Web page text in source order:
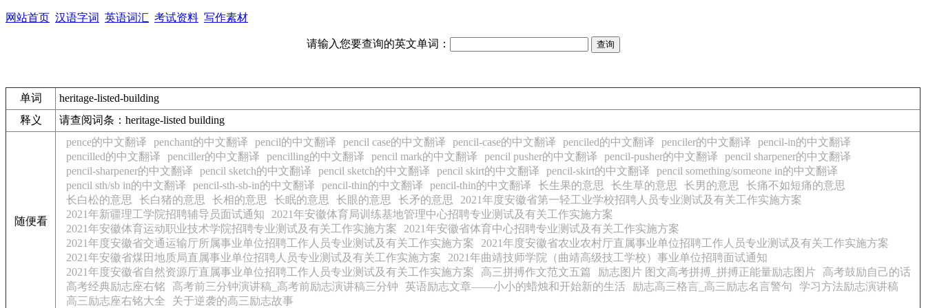
网站首页 汉语字词 英语词汇 考试资料 写作素材
请输入您要查询的英文单词：
单词
heritage-listed-building
释义
请查阅词条：heritage-listed building
随便看
pence的中文翻译 penchant的中文翻译 pencil的中文翻译 pencil case的中文翻译 pencil-case的中文翻译 penciled的中文翻译 penciler的中文翻译
pencil-in的中文翻译
pencilled的中文翻译
penciller的中文翻译 pencilling的中文翻译 pencil mark的中文翻译 pencil pusher的中文翻译 pencil-pusher的中文翻译
pencil sharpener的中文翻译
pencil-sharpener的中文翻译
pencil sketch的中文翻译 pencil sketch的中文翻译 pencil skirt的中文翻译 pencil-skirt的中文翻译
pencil something/someone in的中文翻译
pencil sth/sb in的中文翻译
pencil-sth-sb-in的中文翻译 pencil-thin的中文翻译 pencil-thin的中文翻译 长生果的意思 长生草的意思 长男的意思
长痛不如短痛的意思
长白松的意思
长白猪的意思 长相的意思 长眠的意思 长眼的意思 长矛的意思
2021年度安徽省第一轻工业学校招聘人员专业测试及有关工作实施方案
2021年新疆理工学院招聘辅导员面试通知
2021年安徽体育局训练基地管理中心招聘专业测试及有关工作实施方案
2021年安徽体育运动职业技术学院招聘专业测试及有关工作实施方案
2021年安徽省体育中心招聘专业测试及有关工作实施方案
2021年度安徽省交通运输厅所属事业单位招聘工作人员专业测试及有关工作实施方案
2021年度安徽省农业农村厅直属事业单位招聘工作人员专业测试及有关工作实施方案
2021年安徽省煤田地质局直属事业单位招聘人员专业测试及有关工作实施方案
2021年曲靖技师学院（曲靖高级技工学校）事业单位招聘面试通知
2021年度安徽省自然资源厅直属事业单位招聘工作人员专业测试及有关工作实施方案
高三拼搏作文范文五篇 励志图片 图文高考拼搏_拼搏正能量励志图片
高考鼓励自己的话
高考经典励志座右铭
高考前三分钟演讲稿_高考前励志演讲稿三分钟 英语励志文章——小小的蜡烛和开始新的生活 励志高三格言_高三励志名言警句
学习方法励志演讲稿
高三励志座右铭大全
关于逆袭的高三励志故事